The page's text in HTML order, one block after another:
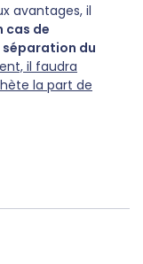
avantages, il
cas de
séparation du
il faudra
la part de